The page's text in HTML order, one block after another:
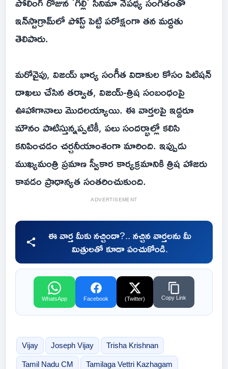
ఇన్‌స్టాగ్రామ్‌లో పోస్ట్ పెట్టి పరోక్షంగా తన మద్దతు
తెలిపారు.
మరోవైపు, విజయ్ భార్య సంగీత విడాకుల కోసం పిటిషన్
దాఖలు చేసిన తర్వాత, విజయ్-త్రిష సంబంధంపై
ఊహాగానాలు మొదలయ్యాయి. ఈ వార్తలపై ఇద్దరూ
మౌనం పాటిస్తున్నప్పటికీ, పలు సందర్భాల్లో కలిసి
కనిపించడం చర్చనీయాంశంగా మారింది. ఇప్పుడు
ముఖ్యమంత్రి ప్రమాణ స్వీకార కార్యక్రమానికి త్రిష హాజరు
కావడం ప్రాధాన్యత సంతరించుకుంది.
ADVERTISEMENT
ఈ వార్త మీకు నచ్చిందా?.. నచ్చిన వార్తలను మీ
మిత్రులతో కూడా పంచుకోండి.
WhatsApp Facebook (Twitter) Copy Link
Vijay Joseph Vijay Trisha Krishnan
Tamil Nadu CM Tamilaga Vettri Kazhagam